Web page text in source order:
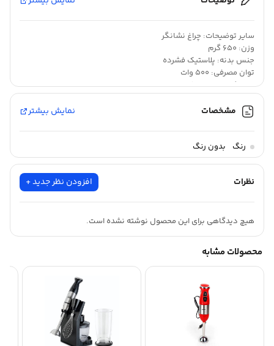
سایر توضیحات: چراغ نشانگر
وزن: 650 گرم
جنس بدنه: پلاستیک فشرده
توان مصرفی: 500 وات
طول کابل برق: 100 سانتی متر
تعداد تنظیمات سرعت: 2
جنس تیغه ها: فولاد ضد زنگ
امکانات ظاهری: کنترل روی دسته
نوع عملکرد: عملکرد توربو (Turbo)
امکانات: تفکیک قطعات
دستگاه آماده‌سازی غذا: گوشت‌کوب برقی
تعداد تیغه‌های گوشت‌کوب: دو پره
بدون توضیحات
مشخصات نمایش بیشتر
رنگ بدون رنگ
نظرات افزودن نظر جدید +
هیچ دیدگاهی برای این محصول نوشته نشده است.
محصولات مشابه